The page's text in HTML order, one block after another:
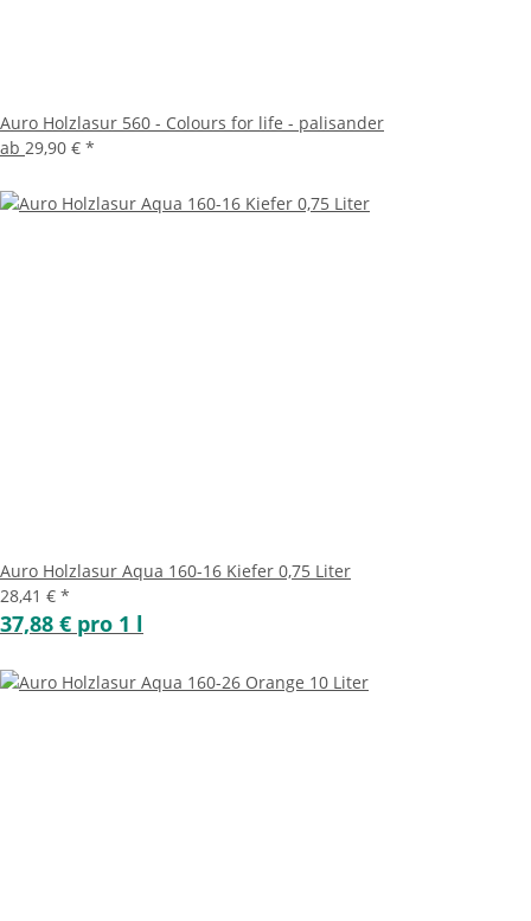
Auro Holzlasur 560 - Colours for life - palisander
ab 29,90 € *
Auro Holzlasur Aqua 160-16 Kiefer 0,75 Liter
28,41 € *
37,88 € pro 1 l